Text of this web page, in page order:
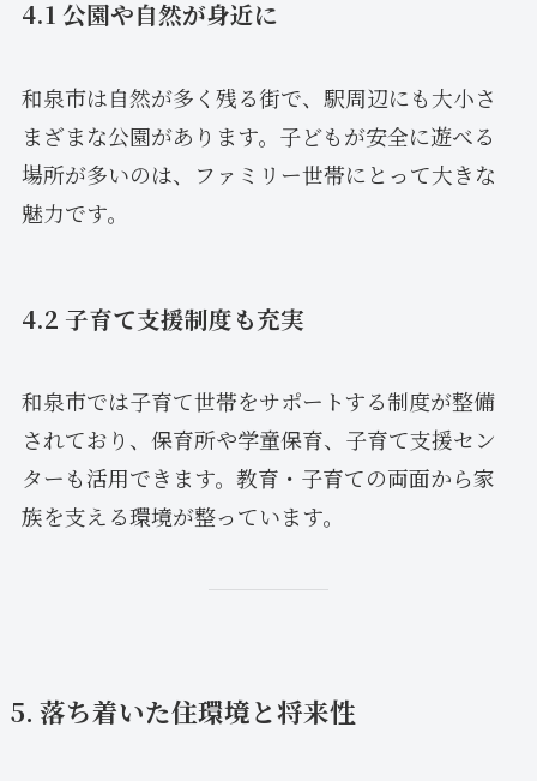
4.1 公園や自然が身近に
和泉市は自然が多く残る街で、駅周辺にも大小さ
まざまな公園があります。子どもが安全に遊べる
場所が多いのは、ファミリー世帯にとって大きな
魅力です。
4.2 子育て支援制度も充実
和泉市では子育て世帯をサポートする制度が整備
されており、保育所や学童保育、子育て支援セン
ターも活用できます。教育・子育ての両面から家
族を支える環境が整っています。
5. 落ち着いた住環境と将来性